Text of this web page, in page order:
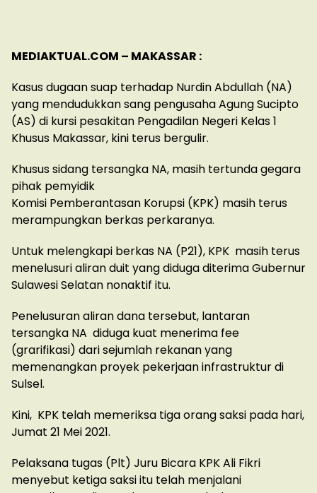
MEDIAKTUAL.COM – MAKASSAR :
Kasus dugaan suap terhadap Nurdin Abdullah (NA)
yang mendudukkan sang pengusaha Agung Sucipto
(AS) di kursi pesakitan Pengadilan Negeri Kelas 1
Khusus Makassar, kini terus bergulir.
Khusus sidang tersangka NA, masih tertunda gegara
pihak pemyidik
Komisi Pemberantasan Korupsi (KPK) masih terus
merampungkan berkas perkaranya.
Untuk melengkapi berkas NA (P21), KPK masih terus
menelusuri aliran duit yang diduga diterima Gubernur
Sulawesi Selatan nonaktif itu.
Penelusuran aliran dana tersebut, lantaran
tersangka NA diduga kuat menerima fee
(grarifikasi) dari sejumlah rekanan yang
memenangkan proyek pekerjaan infrastruktur di
Sulsel.
Kini, KPK telah memeriksa tiga orang saksi pada hari,
Jumat 21 Mei 2021.
Pelaksana tugas (Plt) Juru Bicara KPK Ali Fikri
menyebut ketiga saksi itu telah menjalani